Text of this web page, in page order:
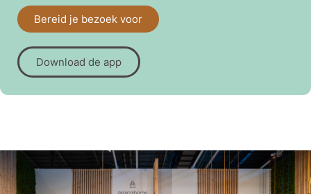
Bereid je bezoek voor
Download de app